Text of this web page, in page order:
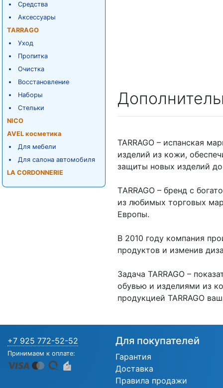
Средства
Аксессуары
TARRAGO
Уход
Пропитка
Очистка
Восстановление
Наборы
Стельки
NICO
AVEL косметика
Для мебели
Для салона автомобиля
LA CORDONNERIE
TARRAGO – испанская
изделий из кожи,
защиты новых изделий
ТARRAGO – бренд с
из любимых торговых
Европы.
В 2010 году компания
продуктов и изменив
Задача TARRAGO –
обувью и изделиями из
продукцией TARRAGO
+7 925 772-52-52
Принимаем к оплате:
Для покупателей
Гарантия
Доставка
Правила продажи